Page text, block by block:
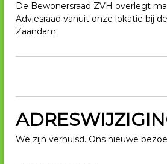
De Bewonersraad ZVH overlegt
Adviesraad vanuit onze lokatie bij
Zaandam.
We zijn verhuisd. Ons nieuwe